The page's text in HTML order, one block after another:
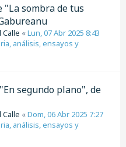
sombra de tus
Calle «Lun, 07 Abr 2025 8:43
análisis, ensayos y
segundo plano", de
Calle «Dom, 06 Abr 2025 7:27
análisis, ensayos y